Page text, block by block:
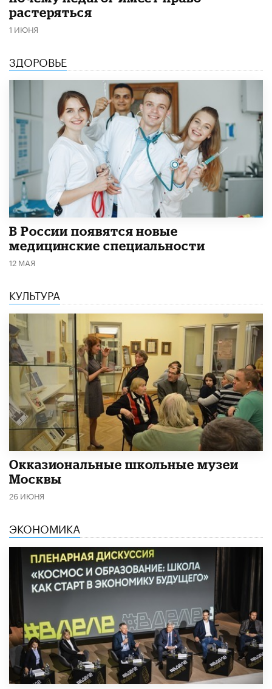
растеряться
1 ИЮНЯ
ЗДОРОВЬЕ
В России появятся новые
медицинские специальности
12 МАЯ
КУЛЬТУРА
​Окказиональные школьные музеи
Москвы
26 ИЮНЯ
ЭКОНОМИКА